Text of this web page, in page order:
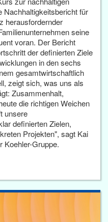
Nachhaltigkeitsbericht für
herausfordernder
seine
voran. Der Bericht
der definierten Ziele
in den sechs
gesamtwirtschaftlich
zeigt sich, was uns als
Zusammenhalt,
die richtigen Weichen
unsere
definierten Zielen,
Projekten", sagt Kai
Koehler-Gruppe.